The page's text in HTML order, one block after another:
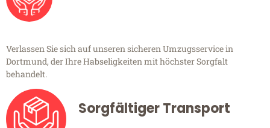
Verlassen Sie sich auf unseren sicheren Umzugsservice in
Dortmund, der Ihre Habseligkeiten mit höchster Sorgfalt
behandelt.
Sorgfältiger Transport